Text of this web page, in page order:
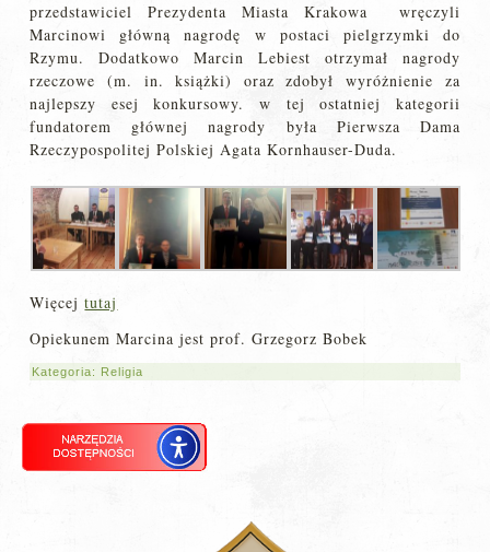
przedstawiciel Prezydenta Miasta Krakowa wręczyli
Marcinowi główną nagrodę w postaci pielgrzymki do
Rzymu. Dodatkowo Marcin Lebiest otrzymał nagrody
rzeczowe (m. in. książki) oraz zdobył wyróżnienie za
najlepszy esej konkursowy. w tej ostatniej kategorii
fundatorem głównej nagrody była Pierwsza Dama
Rzeczypospolitej Polskiej Agata Kornhauser-Duda.
Więcejtutaj
Opiekunem Marcina jest prof. Grzegorz Bobek
Kategoria: Religia